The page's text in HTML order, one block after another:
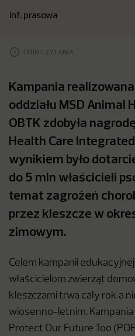
inf. prasowa
1 MIN CZYTANIA
Kampania
oddziału MSD Animal
OBTK zdobyła
Health Care
wynikiem było
do 5 mln właścicieli
temat zagrożeń
przez kleszcze w
zimowym.
Celem kampanii
właścicielom zwierząt
kleszczami trwa cały rok a
wiosenno-letnim.
Protect Our Future Too